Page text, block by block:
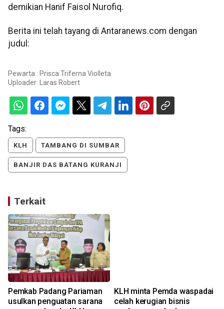
demikian Hanif Faisol Nurofiq.
Berita ini telah tayang di Antaranews.com dengan
judul:
Pewarta : Prisca Triferna Violleta
Uploader:
Laras Robert
Tags:
KLH TAMBANG DI SUMBAR
BANJIR DAS BATANG KURANJI
Terkait
Pemkab Padang Pariaman
usulkan penguatan sarana
KLH minta Pemda waspadai
celah kerugian bisnis